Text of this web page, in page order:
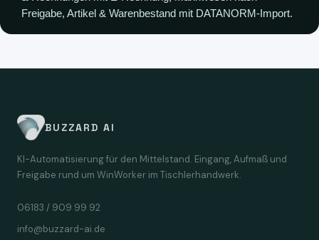
Freigabe, Artikel & Warenbestand mit DATANORM-Import.
BUZZARD AI
KI-Automatisierung für den Mittelstand. Eingang, Aufmaß und
Freigabe rund um WinWorker im Tischlerhandwerk.
06183 / 909 99 92
info@buzzard-ai.de